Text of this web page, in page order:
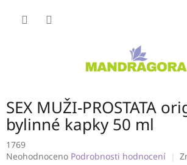
SEX MUŽI-PROSTATA
bylinné kapky 50 ml
1769
Průměrné
Neohodnoceno Podrobnosti hodnocení